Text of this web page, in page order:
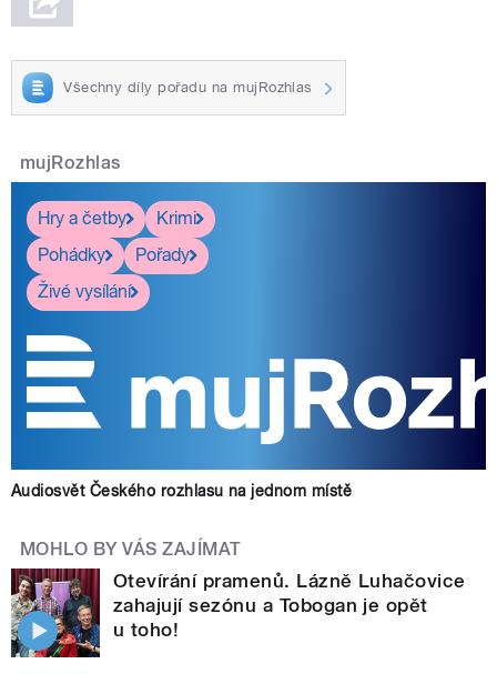
Všechny díly pořadu na mujRozhlas
mujRozhlas
Hry a četby
Krimi
Pohádky
Pořady
Živé vysílání
Audiosvět Českého rozhlasu na jednom místě
MOHLO BY VÁS ZAJÍMAT
Otevírání pramenů. Lázně Luhačovice
zahajují sezónu a Tobogan je opět
u toho!